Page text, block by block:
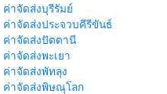
ค่าจัดส่งบุรีรัมย์
ค่าจัดส่งประจวบคีรีขันธ์
ค่าจัดส่งปัตตานี
ค่าจัดส่งพะเยา
ค่าจัดส่งพัทลุง
ค่าจัดส่งพิษณุโลก